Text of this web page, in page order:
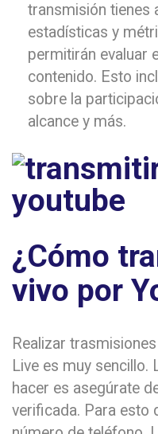
transmisión tienes
estadísticas y
permitirán evaluar
contenido. Esto
sobre la
alcance y más.
¿Cómo
vivo por
Realizar
Live es muy sencillo.
hacer es asegúrate
verificada. Para esto